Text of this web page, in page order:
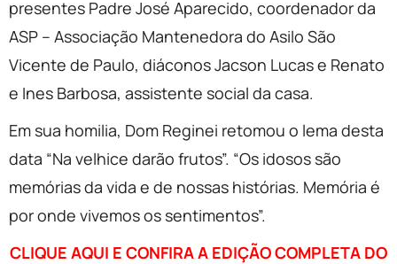
presentes Padre José Aparecido, coordenador da
ASP – Associação Mantenedora do Asilo São
Vicente de Paulo, diáconos Jacson Lucas e Renato
e Ines Barbosa, assistente social da casa.
Em sua homilia, Dom Reginei retomou o lema desta
data “Na velhice darão frutos”. “Os idosos são
memórias da vida e de nossas histórias. Memória é
por onde vivemos os sentimentos”.
CLIQUE AQUI E CONFIRA A EDIÇÃO COMPLETA DO